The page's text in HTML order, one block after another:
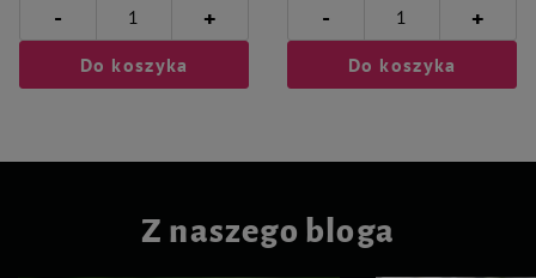
- +
Do koszyka
- +
Do koszyka
Z naszego bloga